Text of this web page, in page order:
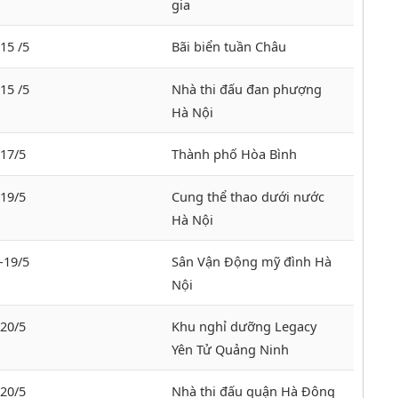
gia
/5 Bãi biển tuần Châu
/5
Nhà thi đấu đan phượng
Hà Nội
5 Thành phố Hòa Bình
5
Cung thể thao dưới nước
Hà Nội
5
Sân Vận Động mỹ đình Hà
Nội
5
Khu nghỉ dưỡng Legacy
Yên Tử Quảng Ninh
5 Nhà thi đấu quận Hà Đông